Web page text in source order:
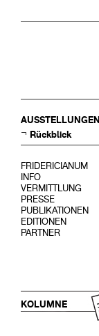
AUSSTELLUNGEN
Rückblick
FRIDERICIANUM
INFO
VERMITTLUNG
PRESSE
PUBLIKATIONEN
EDITIONEN
PARTNER
KOLUMNE